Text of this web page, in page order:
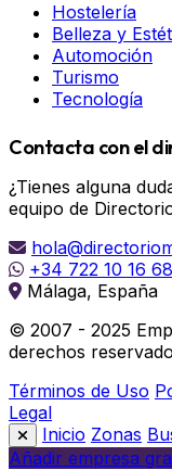
Hostelería
Belleza y
Automoción
Turismo
Tecnología
Contacta con el
¿Tienes alguna
equipo de
+34 722 10 16 68
Málaga, España
© 2007 - 2025
derechos
Términos de Uso
Legal
Inicio Zonas
Añadir empresa